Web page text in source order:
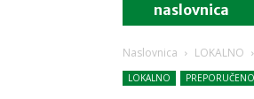
naslovnica
Naslovnica LOKALNO
LOKALNO PREPORUČENO